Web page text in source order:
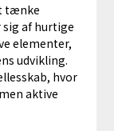
tænke
af hurtige
elementer,
udvikling.
hvor
aktive